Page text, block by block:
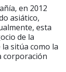
en 2012
asiático,
esta
de la
sitúa como la
corporación